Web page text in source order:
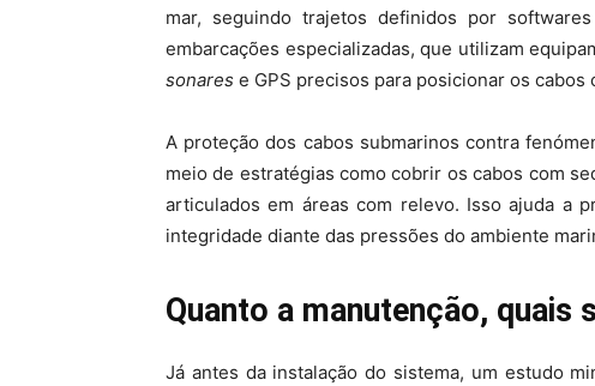
mar, seguindo trajetos definidos por
embarcações especializadas, que utilizam
sonares e GPS precisos para posicionar os cabos
A proteção dos cabos submarinos contra
meio de estratégias como cobrir os cabos com
articulados em áreas com relevo. Isso ajuda a
integridade diante das pressões do ambiente
Quanto a manutenção, quais
Já antes da instalação do sistema, um estudo